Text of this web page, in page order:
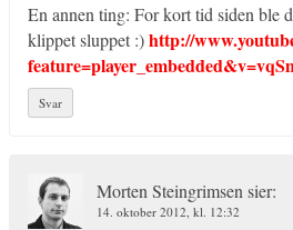
En annen ting: For kort tid siden ble
klippet sluppet :)http://
Svar
Morten Steingrimsen sier:
14. oktober 2012, kl. 12:32